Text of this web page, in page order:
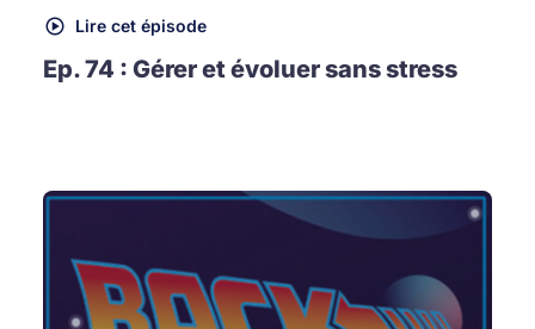
Lire cet épisode
Ep. 74 : Gérer et évoluer sans stress